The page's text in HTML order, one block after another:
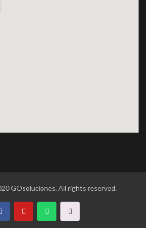
GOsoluciones. All rights reserved.